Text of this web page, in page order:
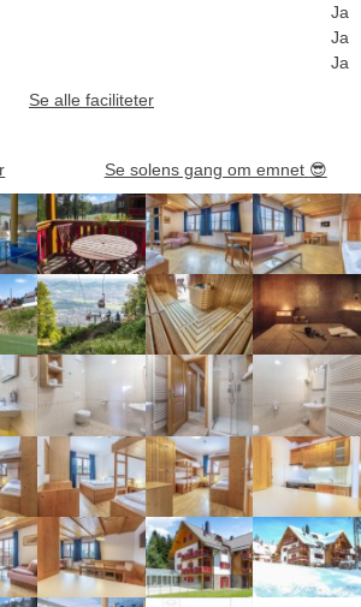
Ja
Ja
Ja
Se alle faciliteter
Se solens gang om emnet 😎